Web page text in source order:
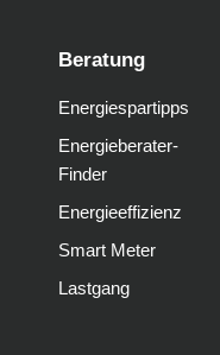
Beratung
Energiespartipps
Energieberater-
Finder
Energieeffizienz
Smart Meter
Lastgang